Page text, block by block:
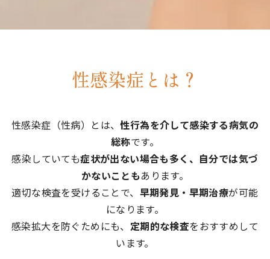
性感染症とは？
性感染症（性病）とは、性行為を介して感染する病気の
総称です。
感染していても症状が出ない場合も多く、自分では気づ
かないこともあります。
適切な検査を受けることで、 早期発見・早期治療が可能
になります。
感染拡大を防ぐためにも、 定期的な検査をおすすめして
います。